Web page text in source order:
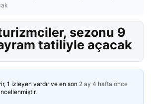
sezonu 9
tatiliyle açacak
1 izleyen vardır ve en son 2 ay 4 hafta önce